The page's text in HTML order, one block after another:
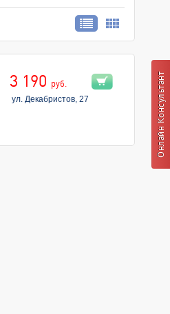
3 190 руб.
ул. Декабристов, 27